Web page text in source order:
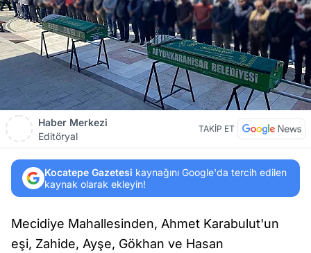
Haber Merkezi
Editöryal
TAKİP ET
Kocatepe Gazetesi kaynağını Google'da tercih edilen
kaynak olarak ekleyin!
Mecidiye Mahallesinden, Ahmet Karabulut'un
eşi, Zahide, Ayşe, Gökhan ve Hasan